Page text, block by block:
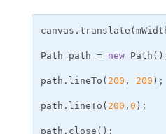
canvas . translate (
Path path = new Path
path . lineTo ( 200 , 200 );
path . lineTo ( 200 , 0 );
path . close ();